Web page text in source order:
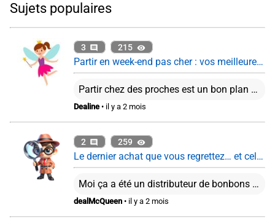
Sujets populaires
3 215
Partir en week-end pas cher : vos meilleures astuces ?
Partir chez des proches est un bon plan en effet. Je trouve que les box reviennent cher plutôt que d'organiser son voyage soi-même. Cela dit, ça reste pratique pour offrir par exemple.
Dealine • il y a 2 mois
2 259
Le dernier achat que vous regrettez… et celui que vous ne regrettez pas du tout
Moi ça a été un distributeur de bonbons PEZ. C'est fou comme la recharge de ces trucs coutent cher...
dealMcQueen • il y a 2 mois